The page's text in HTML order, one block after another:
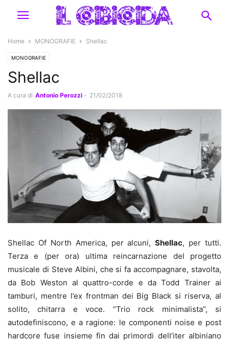
Home MONOGRAFIE Shellac
MONOGRAFIE
Shellac
A cura di Antonio Perozzi - 21/02/2018
Shellac Of North America, per alcuni,Shellac, per tutti.
Terza e (per ora) ultima reincarnazione del progetto
musicale di Steve Albini, che si fa accompagnare, stavolta,
da Bob Weston al quattro-corde e da Todd Trainer ai
tamburi, mentre l’ex frontman dei Big Black si riserva, al
solito, chitarra e voce. “Trio rock minimalista”, si
autodefiniscono, e a ragione: le componenti noise e post
hardcore fuse insieme fin dai primordi dell’iter albiniano